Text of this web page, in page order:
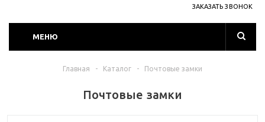
ЗАКАЗАТЬ ЗВОНОК
МЕНЮ
Главная - Каталог - Почтовые замки
Почтовые замки